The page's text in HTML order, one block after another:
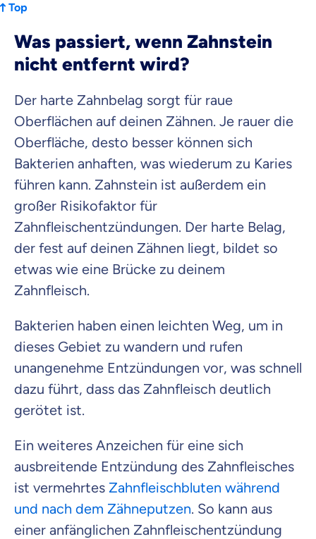
Top
Was passiert, wenn Zahnstein
nicht entfernt wird?
Der harte Zahnbelag sorgt für raue
Oberflächen auf deinen Zähnen. Je rauer die
Oberfläche, desto besser können sich
Bakterien anhaften, was wiederum zu Karies
führen kann. Zahnstein ist außerdem ein
großer Risikofaktor für
Zahnfleischentzündungen. Der harte Belag,
der fest auf deinen Zähnen liegt, bildet so
etwas wie eine Brücke zu deinem
Zahnfleisch.
Bakterien haben einen leichten Weg, um in
dieses Gebiet zu wandern und rufen
unangenehme Entzündungen vor, was schnell
dazu führt, dass das Zahnfleisch deutlich
gerötet ist.
Ein weiteres Anzeichen für eine sich
ausbreitende Entzündung des Zahnfleisches
ist vermehrtes Zahnfleischbluten während
und nach dem Zähneputzen. So kann aus
einer anfänglichen Zahnfleischentzündung